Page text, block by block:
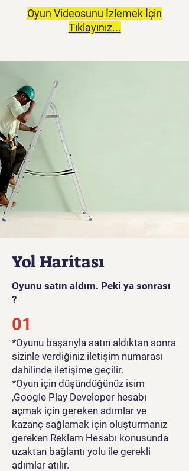
Oyun Videosunu İzlemek İçin
Tıklayınız...
Yol Haritası
Oyunu satın aldım. Peki ya sonrası
?
01
*Oyunu başarıyla satın aldıktan sonra
sizinle verdiğiniz iletişim numarası
dahilinde iletişime geçilir.
*Oyun için düşündüğünüz isim
,Google Play Developer hesabı
açmak için gereken adımlar ve
kazanç sağlamak için oluşturmanız
gereken Reklam Hesabı konusunda
uzaktan bağlantı yolu ile gerekli
adımlar atılır.